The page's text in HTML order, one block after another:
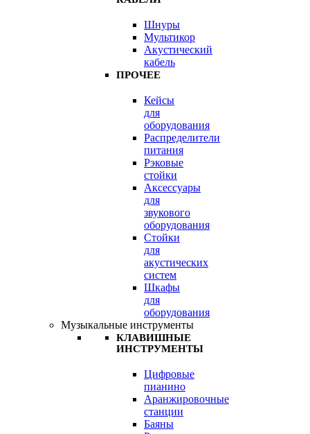
Шнуры
Мультикор
Акустический
кабель
ПРОЧЕЕ
Кейсы
для
оборудования
Распределители
питания
Рэковые
стойки
Аксессуары
для
звукового
оборудования
Стойки
для
акустических
систем
Шкафы
для
оборудования
Музыкальные инструменты
КЛАВИШНЫЕ
ИНСТРУМЕНТЫ
Цифровые
пианино
Аранжировочные
станции
Баяны